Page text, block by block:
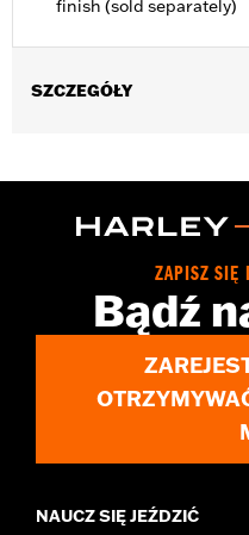
finish (sold separately)
SZCZEGÓŁY
WARRANTY:
ZAPISZ SIĘ
Bądź
NAUCZ SIĘ JEŹDZIĆ